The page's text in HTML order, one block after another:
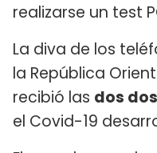
realizarse un test
La diva de los
la República
recibió las dos
el Covid-19